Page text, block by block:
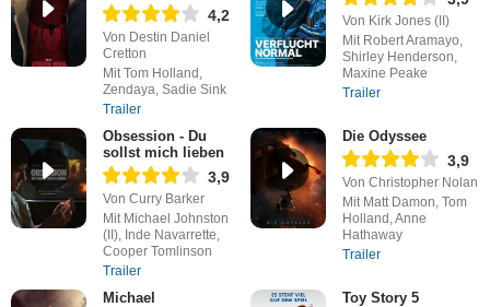
4,2
Von Destin Daniel
Cretton
Mit Tom Holland,
Zendaya, Sadie Sink
Trailer
Von Kirk Jones (II)
Mit Robert Aramayo,
Shirley Henderson,
Maxine Peake
Trailer
Obsession - Du
sollst mich lieben
3,9
Von Curry Barker
Mit Michael Johnston
(II), Inde Navarrette,
Cooper Tomlinson
Trailer
Die Odyssee
3,9
Von Christopher Nolan
Mit Matt Damon, Tom
Holland, Anne
Hathaway
Trailer
Michael Toy Story 5